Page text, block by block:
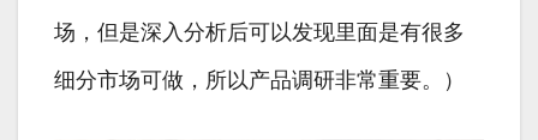
场，但是深入分析后可以发现里面是有很多
细分市场可做，所以产品调研非常重要。）